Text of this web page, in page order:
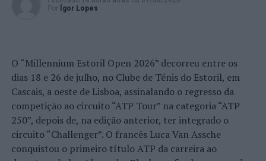
mergulhar nas águas cristalinas e de temperatura
por iguarias caseiras e regionais, enquanto o sol se põe
no horizonte.
Para quem prefere caminhar, basta seguir os belos
trilhos da Vereda do Fanal e do Caminho Real do Paul do
Mar. O primeiro percurso é de 10,8 Km e tem a duração
de 4h, com início no planalto do Paul da Serra
(Assobiadores) e fim junto ao Posto Florestal do Fanal,
Por
Ígor Lopes
O “Millennium Estoril Open 2026” decorreu entre os
dias 18 e 26 de julho, no Clube de Ténis do Estoril, em
Cascais, a oeste de Lisboa, assinalando o regresso da
competição ao circuito “ATP Tour” na categoria “ATP
250”, depois de, na edição anterior, ter integrado o
circuito “Challenger”. O francês Luca Van Assche
conquistou o primeiro título ATP da carreira ao